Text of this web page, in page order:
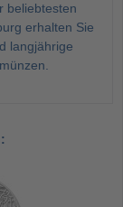
beliebtesten
erhalten Sie
langjährige